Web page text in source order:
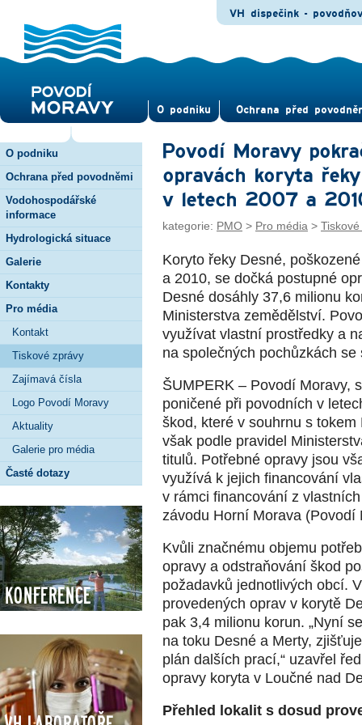
O pod­niku Ochrana před
VH dispečink -
O podniku
Ochrana před povodněmi
Vodohospodářské
informace
Hydrologická situace
Galerie
Kontakty
Pro média
Kontakt
Tiskové zprávy
Zajímavá čísla
Logo Povodí Moravy
Aktuality
Galerie pro média
Časté dotazy
Konference
Povodí Moravy
opravách koryta
v letech 2007 a
kategorie: PMO > Pro média >
Koryto řeky Desné,
a 2010, se dočká postupné
Desné dosáhly 37,6 milionu
Ministerstva zemědělství.
využívat vlastní prostředky a
na společných pochůzkách
ŠUMPERK – Povodí Moravy,
poničené při povodních v
škod, které v souhrnu s
však podle pravidel
titulů. Potřebné opravy jsou
využívá k jejich financování
v rámci financování z
závodu Horní Morava
Kvůli značnému objemu
opravy a odstraňování škod
požadavků jednotlivých obcí.
provedených oprav v korytě
pak 3,4 milionu korun. „Nyní
na toku Desné a Merty,
plán dalších prací,“ uzavřel
opravy koryta v Loučné nad
Přehled lokalit s dosud